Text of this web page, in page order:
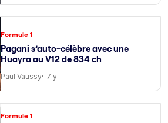
Formule 1
Pagani s’auto-célèbre avec une
Huayra au V12 de 834 ch
Paul Vaussy 7 y
Formule 1